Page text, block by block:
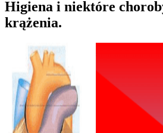
Higiena i niektóre
krążenia.